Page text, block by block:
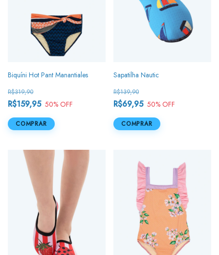
Biquíni Hot Pant Manantiales
R$159,95
R$319,90
50% OFF
COMPRAR
Sapatilha Nautic
R$69,95
R$139,90
50% OFF
COMPRAR